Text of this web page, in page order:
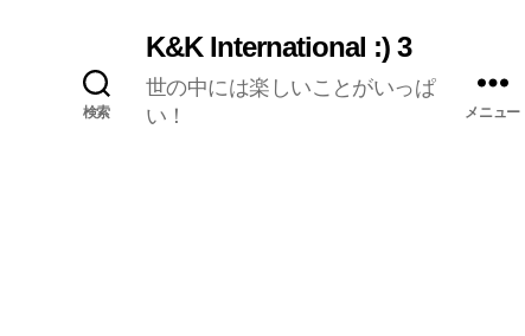
検索
K&K International :) 3
世の中には楽しいことがいっぱ
い！
メニュー